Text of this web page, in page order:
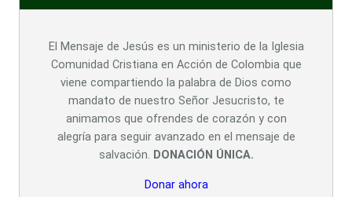
El Mensaje de Jesús es un ministerio de la Iglesia
Comunidad Cristiana en Acción de Colombia que
viene compartiendo la palabra de Dios como
mandato de nuestro Señor Jesucristo, te
animamos que ofrendes de corazón y con
alegría para seguir avanzado en el mensaje de
salvación. DONACIÓN ÚNICA.
Donar ahora